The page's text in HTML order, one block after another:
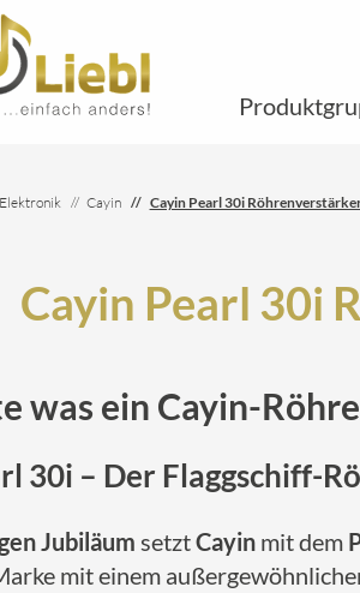
Elektronik Cayin Cayin Pearl 30i
Cayin Pearl 30i
was ein Cayin-
30i – Der Flaggschiff-
Jubiläum setztCayin mit dem
mit einem